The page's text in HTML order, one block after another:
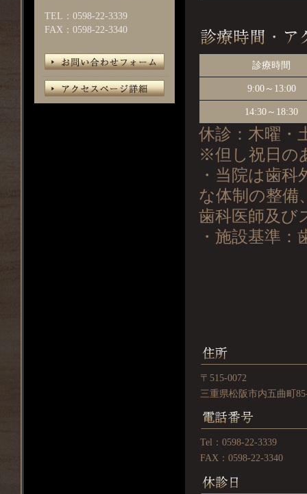
診療時間
9:00～13:00
14:30～18:30
休診：木曜・
※但し祝日の
・当院は歯
な体制の整備
歯科医師及び
・施設基準
〒515-0072
三重県松阪市内五曲町
Tel：0598-22-3339
FAX：0598-22-3340
TEL：0598-22-3339
FAX：0598-22-3340